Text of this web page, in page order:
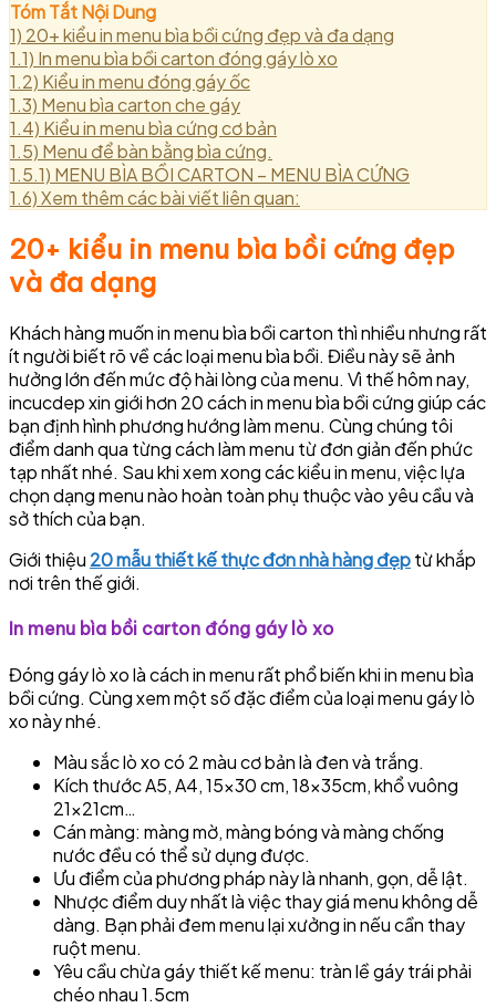
Tóm Tắt Nội Dung
1) 20+ kiểu in menu bìa bồi cứng đẹp và đa dạng
1.1) In menu bìa bồi carton đóng gáy lò xo
1.2) Kiểu in menu đóng gáy ốc
1.3) Menu bìa carton che gáy
1.4) Kiểu in menu bìa cứng cơ bản
1.5) Menu để bàn bằng bìa cứng.
1.5.1) MENU BÌA BỒI CARTON – MENU BÌA CỨNG
1.6)Xem thêm các bài viết liên quan:
20+ kiểu in menu bìa bồi cứng đẹp
và đa dạng
Khách hàng muốn in menu bìa bồi carton thì nhiều nhưng rất
ít người biết rõ về các loại menu bìa bồi. Điều này sẽ ảnh
hưởng lớn đến mức độ hài lòng của menu. Vì thế hôm nay,
incucdep xin giới hơn 20 cách in menu bìa bồi cứng giúp các
bạn định hình phương hướng làm menu. Cùng chúng tôi
điểm danh qua từng cách làm menu từ đơn giản đến phức
tạp nhất nhé. Sau khi xem xong các kiểu in menu, việc lựa
chọn dạng menu nào hoàn toàn phụ thuộc vào yêu cầu và
sở thích của bạn.
Giới thiệu 20 mẫu thiết kế thực đơn nhà hàng đẹptừ khắp
nơi trên thế giới.
In menu bìa bồi carton đóng gáy lò xo
Đóng gáy lò xo là cách in menu rất phổ biến khi in menu bìa
bồi cứng. Cùng xem một số đặc điểm của loại menu gáy lò
xo này nhé.
Màu sắc lò xo có 2 màu cơ bản là đen và trắng.
Kích thước A5, A4, 15×30 cm, 18x35cm, khổ vuông
21x21cm…
Cán màng: màng mờ, màng bóng và màng chống
nước đều có thể sử dụng được.
Ưu điểm của phương pháp này là nhanh, gọn, dễ lật.
Nhược điểm duy nhất là việc thay giá menu không dễ
dàng. Bạn phải đem menu lại xưởng in nếu cần thay
ruột menu.
Yêu cầu chừa gáy thiết kế menu: tràn lề gáy trái phải
chéo nhau 1.5cm